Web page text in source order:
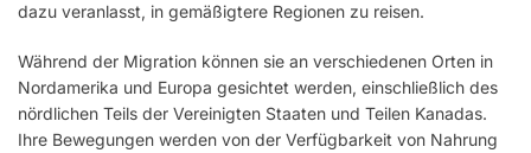
dazu veranlasst, in gemäßigtere Regionen zu reisen.
Während der Migration können sie an verschiedenen Orten in
Nordamerika und Europa gesichtet werden, einschließlich des
nördlichen Teils der Vereinigten Staaten und Teilen Kanadas.
Ihre Bewegungen werden von der Verfügbarkeit von Nahrung